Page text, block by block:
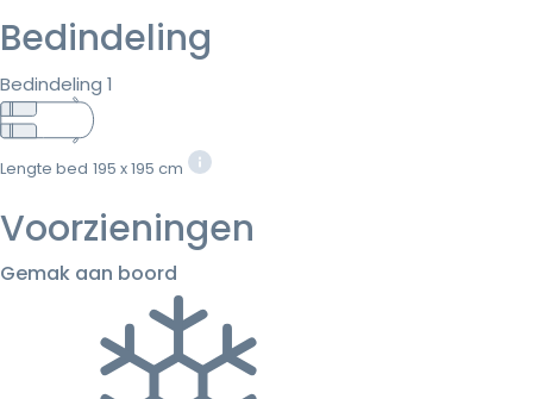
Bedindeling
Bedindeling 1
Lengte bed 195 x 195 cm
Voorzieningen
Gemak aan boord